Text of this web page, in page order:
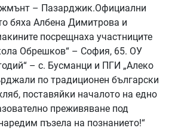
– Пазарджик.Официални
бяха Албена Димитрова и
посрещнаха участниците
Обрешков“ – София, 65. ОУ
– с. Бусманци и ПГИ „Алеко
по традиционен български
поставяйки началото на едно
преживяване под
пъзела на познанието!“